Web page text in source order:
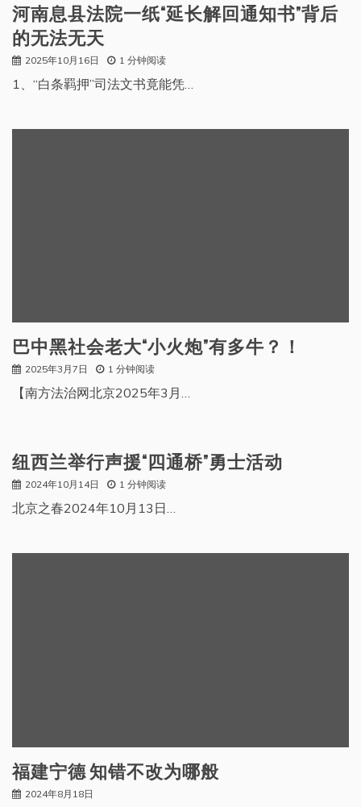
河南息县法院一纸“延长解回通知书”背后
的无法无天
2025年10月16日 1 分钟阅读
1、“白条羁押”司法文书竟能凭…
巴中黑社会老大“小火炮”有多牛？！
2025年3月7日 1 分钟阅读
【南方法治网北京2025年3月…
纽西兰举行声援“四通桥”勇士活动
2024年10月14日 1 分钟阅读
北京之春2024年10月13日…
福建宁德 知错不改为哪般
2024年8月18日